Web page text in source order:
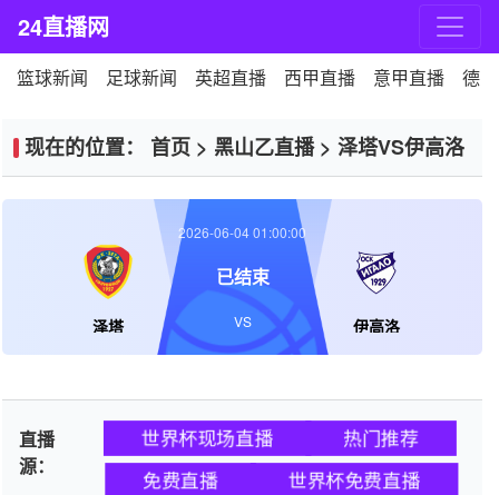
24直播网
篮球新闻 足球新闻 英超直播 西甲直播 意甲直播 德
现在的位置： 首页 > 黑山乙直播> 泽塔VS伊高洛
泽塔 伊高洛
2026-06-04 01:00:00
已结束
VS
直播
源：
世界杯现场直播 热门推荐
免费直播 世界杯免费直播